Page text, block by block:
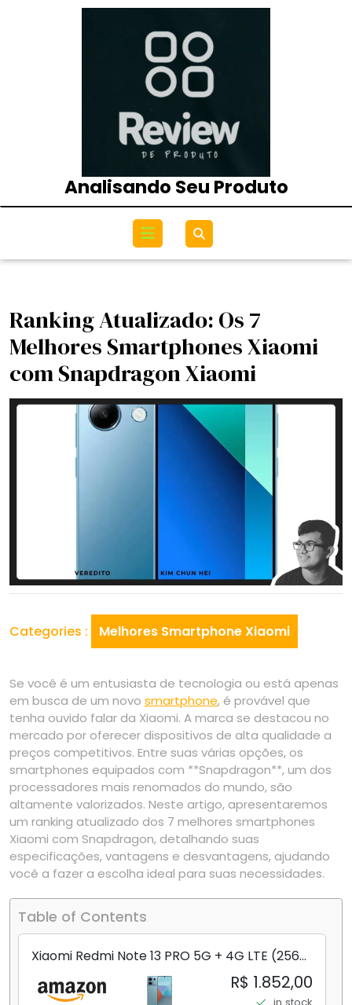
Analisando Seu Produto
Open
Menu
Ranking Atualizado: Os 7
Melhores Smartphones Xiaomi
com Snapdragon Xiaomi
Categories : Melhores Smartphone Xiaomi
Se você é um entusiasta de tecnologia ou está apenas
em busca de um novo smartphone, é provável que
tenha ouvido falar da Xiaomi. A marca se destacou no
mercado por oferecer dispositivos de alta qualidade a
preços competitivos. Entre suas várias opções, os
smartphones equipados com **Snapdragon**, um dos
processadores mais renomados do mundo, são
altamente valorizados. Neste artigo, apresentaremos
um ranking atualizado dos 7 melhores smartphones
Xiaomi com Snapdragon, detalhando suas
especificações, vantagens e desvantagens, ajudando
você a fazer a escolha ideal para suas necessidades.
Table of Contents
Xiaomi Redmi Note 13 PRO 5G + 4G LTE (256
GB + 8 GB) 200 MP Triplo (Mobile Mint Tello
e) + (Pacote de carregador duplo de carro
R$ 1.852,00
in stock